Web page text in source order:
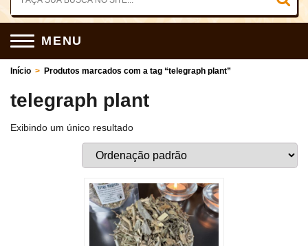
MENU
Início > Produtos marcados com a tag “telegraph plant”
telegraph plant
Exibindo um único resultado